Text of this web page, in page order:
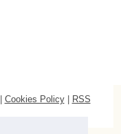
Cookies Policy|
RSS